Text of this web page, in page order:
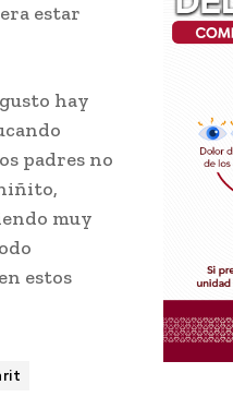
estar
hay
padres no
muy
estos